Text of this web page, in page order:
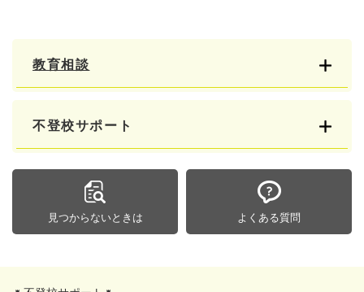
教育相談
不登校サポート
見つからないときは よくある質問